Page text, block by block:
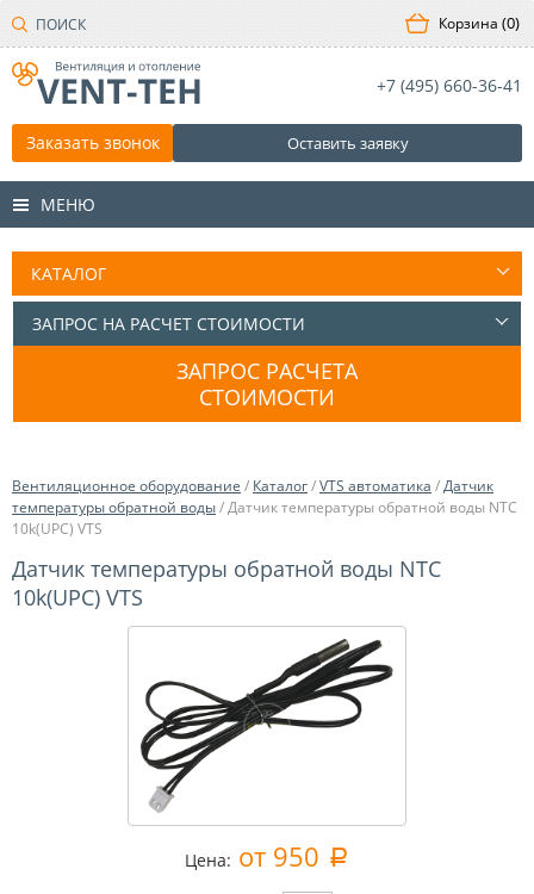
+7 (495) 660-36-41
Заказать звонок Оставить заявку
0
МЕНЮ
ЗАПРОС РАСЧЕТА
СТОИМОСТИ
Вентиляционное оборудование / Каталог/VTS автоматика /Датчик
температуры обратной воды/ Датчик температуры обратной воды NTC
10k(UPC) VTS
Датчик температуры обратной воды NTC
10k(UPC) VTS
Цена: от 950 a